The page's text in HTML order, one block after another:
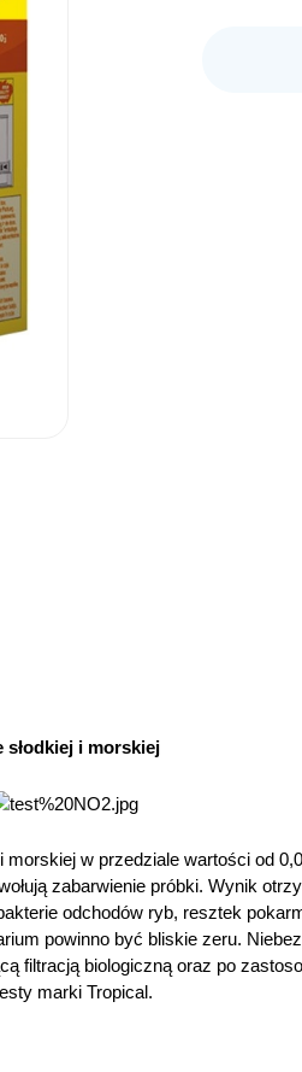
słodkiej i morskiej
w przedziale wartości od
zabarwienie próbki. Wynik
odchodów ryb, resztek
powinno być bliskie zeru.
filtracją biologiczną oraz po
marki Tropical.